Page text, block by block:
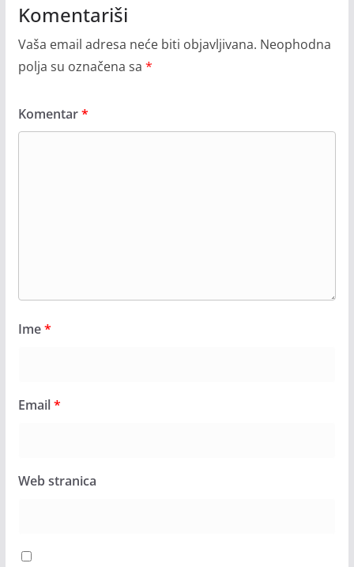
Komentariši
Vaša email adresa neće biti objavljivana. Neophodna
polja su označena sa *
Komentar*
Ime*
Email*
Web stranica